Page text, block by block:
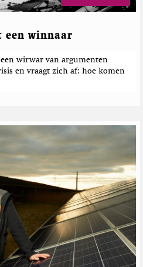
i
e
een winnaar
wirwar van argumenten
en vraagt zich af: hoe komen